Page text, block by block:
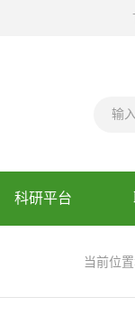
科研平台
当前位